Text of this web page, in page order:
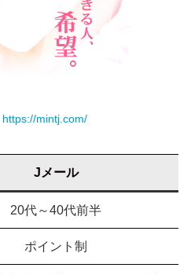
https://mintj.com/
Jメール
20代～40代前半
ポイント制